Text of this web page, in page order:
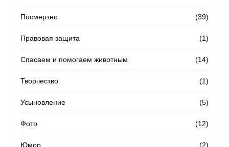
(39)
Посмертно
(1)
Правовая защита
(14)
Спасаем и помогаем животным
(1)
Творчество
(5)
Усыновление
(12)
Фото
(2)
Юмор